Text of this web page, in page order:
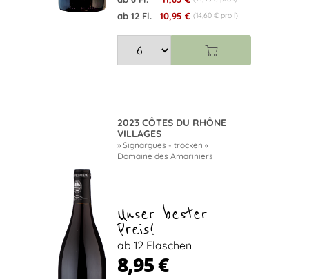
ab 12 Fl. 10,95 € (14,60 € pro l)
2023 CÔTES DU RHÔNE
VILLAGES
» Signargues - trocken «
Domaine des Amariniers
Unser bester
Preis!
ab 12 Flaschen
8,95 €